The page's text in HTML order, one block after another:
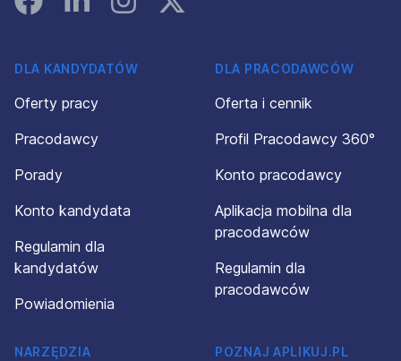
DLA KANDYDATÓW
Oferty pracy
Pracodawcy
Porady
Konto kandydata
Regulamin dla
kandydatów
Powiadomienia
DLA PRACODAWCÓW
Oferta i cennik
Profil Pracodawcy 360°
Konto pracodawcy
Aplikacja mobilna dla
pracodawców
Regulamin dla
pracodawców
NARZĘDZIA
POZNAJ APLIKUJ.PL